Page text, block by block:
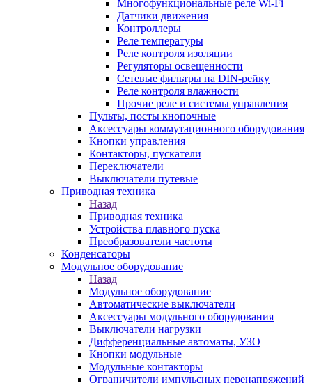
Многофункциональные реле Wi-Fi
Датчики движения
Контроллеры
Реле температуры
Реле контроля изоляции
Регуляторы освещенности
Сетевые фильтры на DIN-рейку
Реле контроля влажности
Прочие реле и системы управления
Пульты, посты кнопочные
Аксессуары коммутационного оборудования
Кнопки управления
Контакторы, пускатели
Переключатели
Выключатели путевые
Приводная техника
Назад
Приводная техника
Устройства плавного пуска
Преобразователи частоты
Конденсаторы
Модульное оборудование
Назад
Модульное оборудование
Автоматические выключатели
Аксессуары модульного оборудования
Выключатели нагрузки
Дифференциальные автоматы, УЗО
Кнопки модульные
Модульные контакторы
Ограничители импульсных перенапряжений